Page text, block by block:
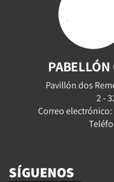
Pavillón dos
2 -
Correo
SÍGUENOS